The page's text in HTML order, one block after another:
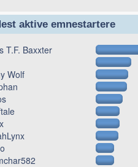
aktive emnestartere
T.F. Baxxter
Wolf